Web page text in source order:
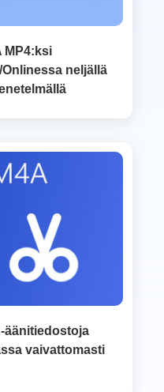
MP4:ksi
neljällä
äänitiedostoja
vaivattomasti